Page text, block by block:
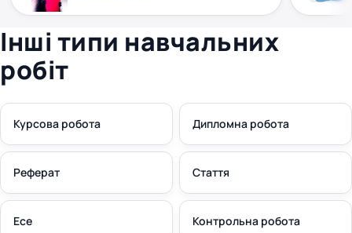
Інші типи навчальних
робіт
Курсова робота Дипломна робота
Реферат Стаття
Есе Контрольна робота